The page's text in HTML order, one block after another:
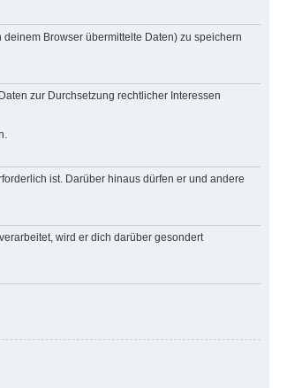
Browser übermittelte Daten) zu speichern
zur Durchsetzung rechtlicher Interessen
ist. Darüber hinaus dürfen er und andere
wird er dich darüber gesondert